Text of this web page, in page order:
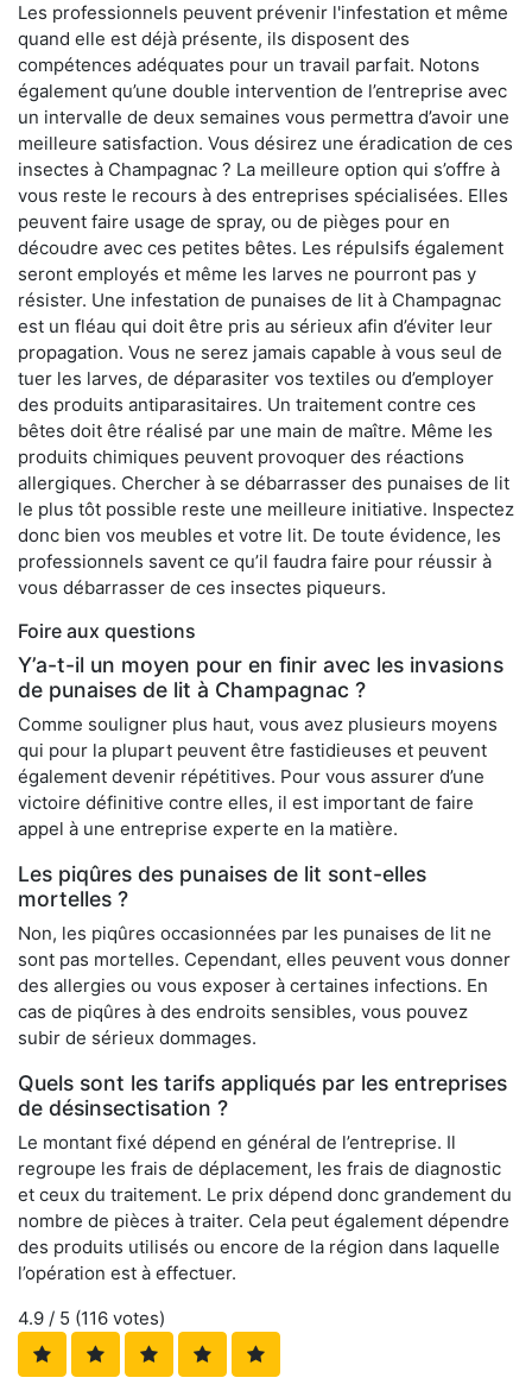
Les professionnels peuvent prévenir l'infestation et même
quand elle est déjà présente, ils disposent des
compétences adéquates pour un travail parfait. Notons
également qu’une double intervention de l’entreprise avec
un intervalle de deux semaines vous permettra d’avoir une
meilleure satisfaction. Vous désirez une éradication de ces
insectes à Champagnac ? La meilleure option qui s’offre à
vous reste le recours à des entreprises spécialisées. Elles
peuvent faire usage de spray, ou de pièges pour en
découdre avec ces petites bêtes. Les répulsifs également
seront employés et même les larves ne pourront pas y
résister. Une infestation de punaises de lit à Champagnac
est un fléau qui doit être pris au sérieux afin d’éviter leur
propagation. Vous ne serez jamais capable à vous seul de
tuer les larves, de déparasiter vos textiles ou d’employer
des produits antiparasitaires. Un traitement contre ces
bêtes doit être réalisé par une main de maître. Même les
produits chimiques peuvent provoquer des réactions
allergiques. Chercher à se débarrasser des punaises de lit
le plus tôt possible reste une meilleure initiative. Inspectez
donc bien vos meubles et votre lit. De toute évidence, les
professionnels savent ce qu’il faudra faire pour réussir à
vous débarrasser de ces insectes piqueurs.
Foire aux questions
Y’a-t-il un moyen pour en finir avec les invasions
de punaises de lit à Champagnac ?
Comme souligner plus haut, vous avez plusieurs moyens
qui pour la plupart peuvent être fastidieuses et peuvent
également devenir répétitives. Pour vous assurer d’une
victoire définitive contre elles, il est important de faire
appel à une entreprise experte en la matière.
Les piqûres des punaises de lit sont-elles
mortelles ?
Non, les piqûres occasionnées par les punaises de lit ne
sont pas mortelles. Cependant, elles peuvent vous donner
des allergies ou vous exposer à certaines infections. En
cas de piqûres à des endroits sensibles, vous pouvez
subir de sérieux dommages.
Quels sont les tarifs appliqués par les entreprises
de désinsectisation ?
Le montant fixé dépend en général de l’entreprise. Il
regroupe les frais de déplacement, les frais de diagnostic
et ceux du traitement. Le prix dépend donc grandement du
nombre de pièces à traiter. Cela peut également dépendre
des produits utilisés ou encore de la région dans laquelle
l’opération est à effectuer.
4.9 / 5 (116 votes)